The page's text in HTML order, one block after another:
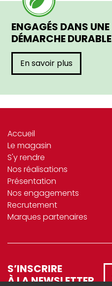
ENGAGÉS DANS UNE
DÉMARCHE DURABLE
En savoir plus
Accueil
Le magasin
S'y rendre
Nos réalisations
Présentation
Nos engagements
Recrutement
Marques partenaires
S’INSCRIRE
À LA NEWSLETTER